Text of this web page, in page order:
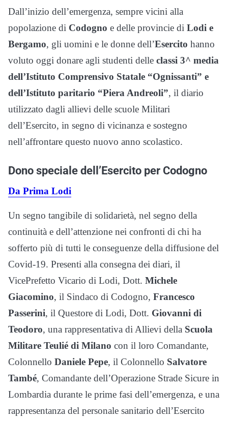
Dall’inizio dell’emergenza, sempre vicini alla
popolazione di Codogno e delle provincie di Lodi e
Bergamo, gli uomini e le donne dell’Esercito hanno
voluto oggi donare agli studenti delle classi 3^ media
dell’Istituto Comprensivo Statale “Ognissanti” e
dell’Istituto paritario “Piera Andreoli”, il diario
utilizzato dagli allievi delle scuole Militari
dell’Esercito, in segno di vicinanza e sostegno
nell’affrontare questo nuovo anno scolastico.
Dono speciale dell’Esercito per Codogno
Da Prima Lodi
Un segno tangibile di solidarietà, nel segno della
continuità e dell’attenzione nei confronti di chi ha
sofferto più di tutti le conseguenze della diffusione del
Covid-19. Presenti alla consegna dei diari, il
VicePrefetto Vicario di Lodi, Dott. Michele
Giacomino, il Sindaco di Codogno, Francesco
Passerini, il Questore di Lodi, Dott. Giovanni di
Teodoro, una rappresentativa di Allievi della Scuola
Militare Teulié di Milano con il loro Comandante,
Colonnello Daniele Pepe, il Colonnello Salvatore
També, Comandante dell’Operazione Strade Sicure in
Lombardia durante le prime fasi dell’emergenza, e una
rappresentanza del personale sanitario dell’Esercito